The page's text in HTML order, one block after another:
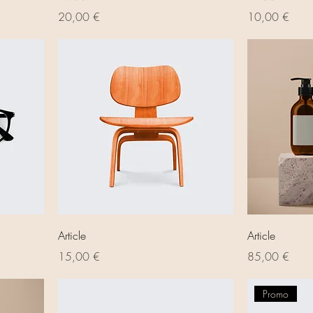
Prix
20,00 €
Prix
10,00 €
Article
Prix
15,00 €
Article
Prix
85,00 €
Promo